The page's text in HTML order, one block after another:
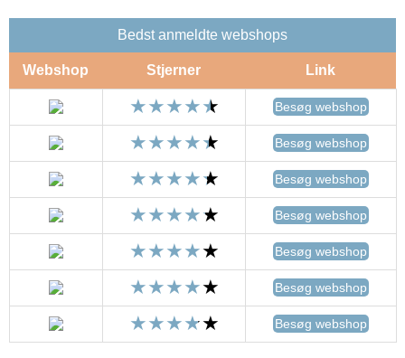
Bedst anmeldte webshops
Webshop Stjerner Link
Besøg webshop
Besøg webshop
Besøg webshop
Besøg webshop
Besøg webshop
Besøg webshop
Besøg webshop